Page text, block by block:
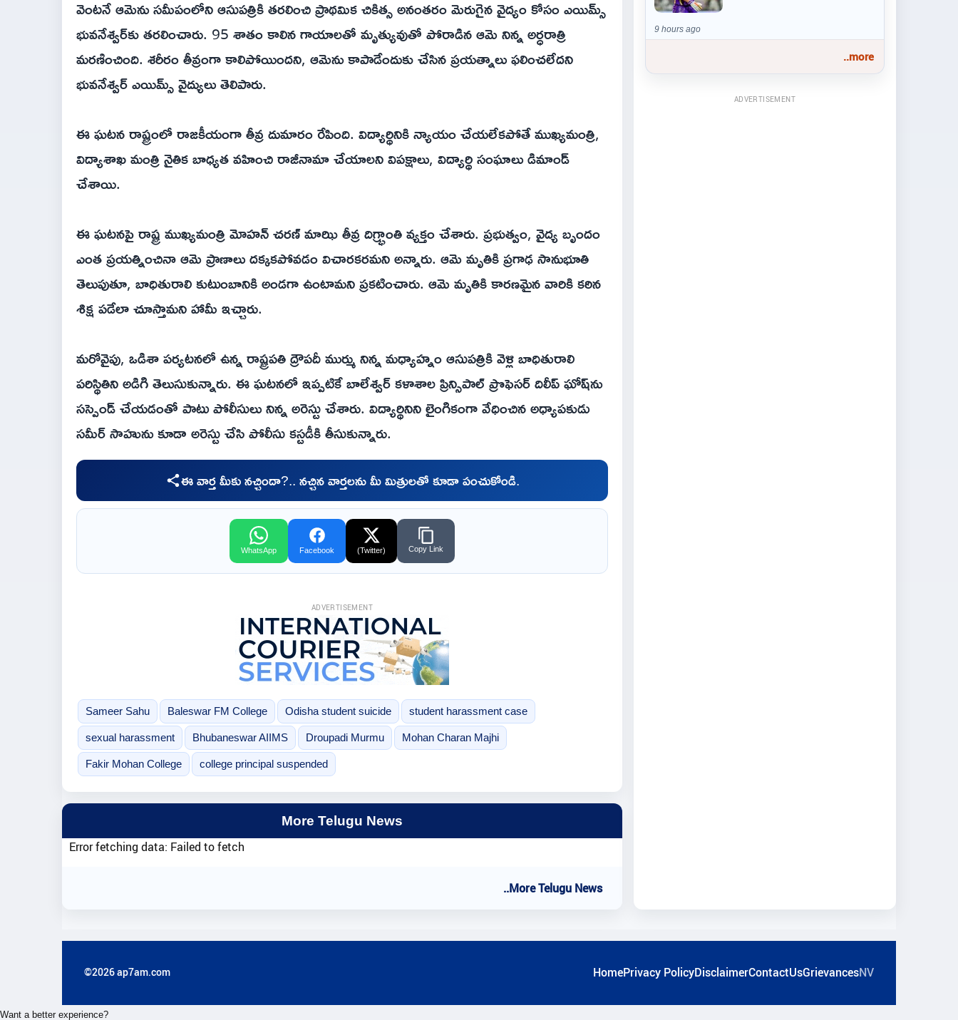
వెంటనే ఆమెను సమీపంలోని ఆసుపత్రికి తరలించి ప్రాథమిక చికిత్స అనంతరం మెరుగైన వైద్యం కోసం ఎయిమ్స్
భువనేశ్వర్‌కు తరలించారు. 95 శాతం కాలిన గాయాలతో మృత్యువుతో పోరాడిన ఆమె నిన్న అర్ధరాత్రి
మరణించింది. శరీరం తీవ్రంగా కాలిపోయిందని, ఆమెను కాపాడేందుకు చేసిన ప్రయత్నాలు ఫలించలేదని
భువనేశ్వర్ ఎయిమ్స్ వైద్యులు తెలిపారు.
ఈ ఘటన రాష్ట్రంలో రాజకీయంగా తీవ్ర దుమారం రేపింది. విద్యార్థినికి న్యాయం చేయలేకపోతే ముఖ్యమంత్రి,
విద్యాశాఖ మంత్రి నైతిక బాధ్యత వహించి రాజీనామా చేయాలని విపక్షాలు, విద్యార్థి సంఘాలు డిమాండ్
చేశాయి.
ఈ ఘటనపై రాష్ట్ర ముఖ్యమంత్రి మోహన్ చరణ్ మాఝి తీవ్ర దిగ్భ్రాంతి వ్యక్తం చేశారు. ప్రభుత్వం, వైద్య బృందం
ఎంత ప్రయత్నించినా ఆమె ప్రాణాలు దక్కకపోవడం విచారకరమని అన్నారు. ఆమె మృతికి ప్రగాఢ సానుభూతి
తెలుపుతూ, బాధితురాలి కుటుంబానికి అండగా ఉంటామని ప్రకటించారు. ఆమె మృతికి కారణమైన వారికి కఠిన
శిక్ష పడేలా చూస్తామని హామీ ఇచ్చారు.
మరోవైపు, ఒడిశా పర్యటనలో ఉన్న రాష్ట్రపతి ద్రౌపదీ ముర్ము నిన్న మధ్యాహ్నం ఆసుపత్రికి వెళ్లి బాధితురాలి
పరిస్థితిని అడిగి తెలుసుకున్నారు. ఈ ఘటనలో ఇప్పటికే బాలేశ్వర్ కళాశాల ప్రిన్సిపాల్ ప్రొఫెసర్ దిలీప్ ఘోష్‌ను
సస్పెండ్ చేయడంతో పాటు పోలీసులు నిన్న అరెస్టు చేశారు. విద్యార్థినిని లైంగికంగా వేధించిన అధ్యాపకుడు
సమీర్ సాహును కూడా అరెస్టు చేసి పోలీసు కస్టడీకి తీసుకున్నారు.
ఈ వార్త మీకు నచ్చిందా?.. నచ్చిన వార్తలను మీ మిత్రులతో కూడా పంచుకోండి.
WhatsApp Facebook (Twitter) Copy Link
ADVERTISEMENT
Sameer Sahu Baleswar FM College Odisha student suicide student harassment case
sexual harassment Bhubaneswar AIIMS Droupadi Murmu Mohan Charan Majhi
Fakir Mohan College college principal suspended
More Telugu News
Error fetching data: Failed to fetch
..More Telugu News
9 hours ago
..more
ADVERTISEMENT
©2026 ap7am.com HomePrivacy PolicyDisclaimerContactUsGrievancesNV
Want a better experience?